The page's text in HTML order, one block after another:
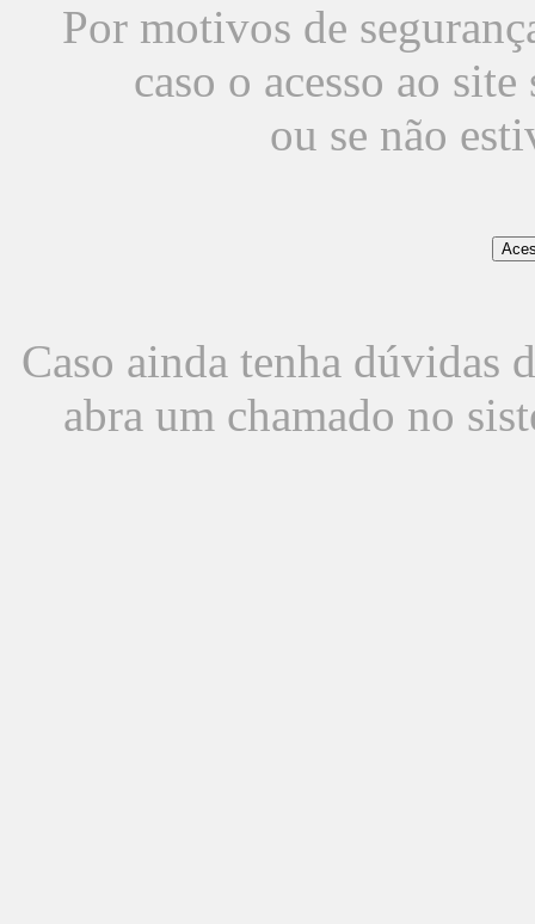
Por motivos de
caso o acesso ao
ou se não
Caso ainda tenha dúvidas
abra um chamado no